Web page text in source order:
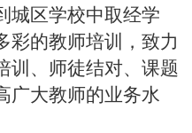
城区学校中取经学
彩的教师培训，致力
训、师徒结对、课题
广大教师的业务水